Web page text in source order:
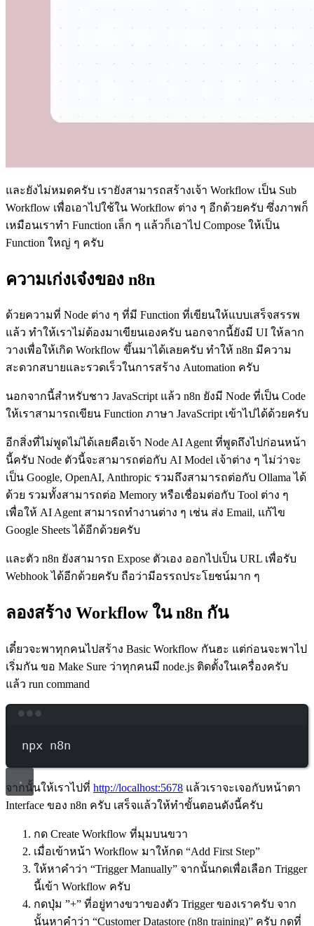
และยังไม่หมดครับ เรายังสามารถสร้างเจ้า Workflow เป็น Sub
Workflow เพื่อเอาไปใช้ใน Workflow ต่าง ๆ อีกด้วยครับ ซึ่งภาพก็
เหมือนเราทำ Function เล็ก ๆ แล้วก็เอาไป Compose ให้เป็น
Function ใหญ่ ๆ ครับ
ความเก่งเจ๋งของ n8n
ด้วยความที่ Node ต่าง ๆ ที่มี Function ที่เขียนให้แบบเสร็จสรรพ
แล้ว ทำให้เราไม่ต้องมาเขียนเองครับ นอกจากนี้ยังมี UI ให้ลาก
วางเพื่อให้เกิด Workflow ขึ้นมาได้เลยครับ ทำให้ n8n มีความ
สะดวกสบายและรวดเร็วในการสร้าง Automation ครับ
นอกจากนี้สำหรับชาว JavaScript แล้ว n8n ยังมี Node ที่เป็น Code
ให้เราสามารถเขียน Function ภาษา JavaScript เข้าไปได้ด้วยครับ
อีกสิ่งที่ไม่พูดไม่ได้เลยคือเจ้า Node AI Agent ที่พูดถึงไปก่อนหน้า
นี้ครับ Node ตัวนี้จะสามารถต่อกับ AI Model เจ้าต่าง ๆ ไม่ว่าจะ
เป็น Google, OpenAI, Anthropic รวมถึงสามารถต่อกับ Ollama ได้
ด้วย รวมทั้งสามารถต่อ Memory หรือเชื่อมต่อกับ Tool ต่าง ๆ
เพื่อให้ AI Agent สามารถทำงานต่าง ๆ เช่น ส่ง Email, แก้ไข
Google Sheets ได้อีกด้วยครับ
และตัว n8n ยังสามารถ Expose ตัวเอง ออกไปเป็น URL เพื่อรับ
Webhook ได้อีกด้วยครับ ถือว่ามีอรรถประโยชน์มาก ๆ
ลองสร้าง Workflow ใน n8n กัน
เดี๋ยวจะพาทุกคนไปสร้าง Basic Workflow กันฮะ แต่ก่อนจะพาไป
เริ่มกัน ขอ Make Sure ว่าทุกคนมี node.js ติดตั้งในเครื่องครับ
แล้ว run command
npx n8n
จากนั้นให้เราไปที่ http://localhost:5678 แล้วเราจะเจอกับหน้าตา
Interface ของ n8n ครับ เสร็จแล้วให้ทำขั้นตอนดังนี้ครับ
กด Create Workflow ที่มุมบนขวา
เมื่อเข้าหน้า Workflow มาให้กด “Add First Step”
ให้หาคำว่า “Trigger Manually” จากนั้นกดเพื่อเลือก Trigger
นี้เข้า Workflow ครับ
กดปุ่ม ”+” ที่อยู่ทางขวาของตัว Trigger ของเราครับ จาก
นั้นหาคำว่า “Customer Datastore (n8n training)” ครับ กดที่